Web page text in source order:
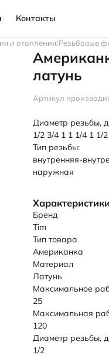
Контакты
и отопления Резьбовые
латунь
Артикул
Диаметр резьбы,
1/2 3/4 1 1 1/4 1 1/2
Тип резьбы:
внутренняя-
наружная
Характеристики
Бренд
Tim
Тип товара
Американка
Материал
Латунь
Максимальное
25
Максимальная
120
Диаметр резьбы,
1/2